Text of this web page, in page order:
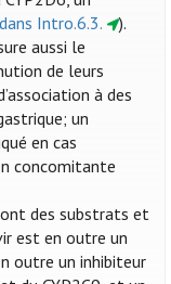
Intro.6.3.
).
aussi le
de leurs
à des
un
en cas
concomitante
des substrats et
est en outre un
outre un inhibiteur